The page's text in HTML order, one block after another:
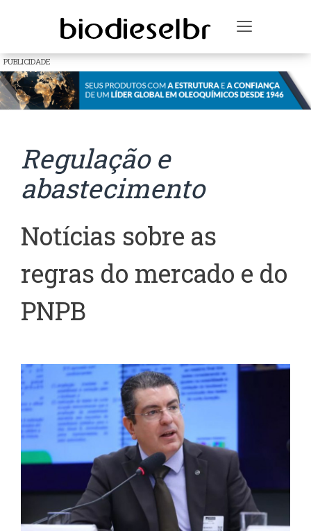
Toggle
PUBLICIDADE
Regulação e
abastecimento
Notícias sobre as
regras do mercado e do
PNPB